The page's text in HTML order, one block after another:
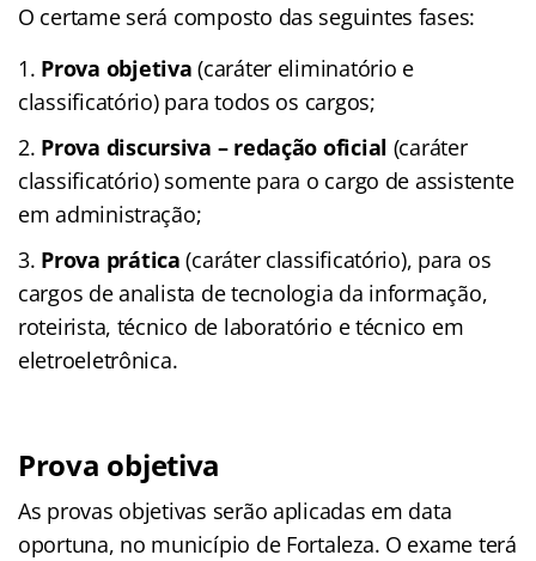
O certame será composto das seguintes fases:
Prova objetiva (caráter eliminatório e
classificatório) para todos os cargos;
Prova discursiva – redação oficial (caráter
classificatório) somente para o cargo de assistente
em administração;
Prova prática (caráter classificatório), para os
cargos de analista de tecnologia da informação,
roteirista, técnico de laboratório e técnico em
eletroeletrônica.
Prova objetiva
As provas objetivas serão aplicadas em data
oportuna, no município de Fortaleza. O exame terá